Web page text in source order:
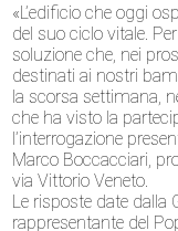
«L’edificio che oggi
del suo ciclo vitale.
soluzione che, nei
destinati ai nostri
la scorsa settimana,
che ha visto la
l’interrogazione
Marco Boccacciari,
via Vittorio Veneto.
Le risposte date dalla
rappresentante del